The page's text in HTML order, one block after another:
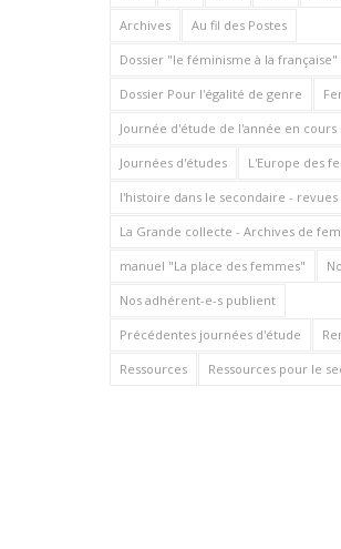
Archives Au fil des Postes
Dossier "le féminisme à la française"
Dossier Pour l'égalité de genre
Journée d'étude de l'année en cours
Journées d'études L'Europe des
l'histoire dans le secondaire - revues
La Grande collecte - Archives de
manuel "La place des femmes"
Nos adhérent-e-s publient
Précédentes journées d'étude
Ressources Ressources pour le